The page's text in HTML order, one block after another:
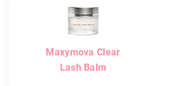
Maxymova Clear
Lash Balm